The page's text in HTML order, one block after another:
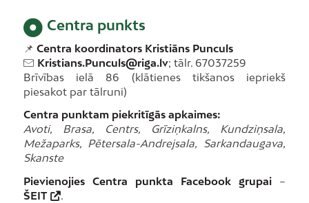
Centra punkts
📌 Centra koordinators Kristiāns Punculs
Kristians.Punculs@riga.lv; tālr. 67037259
Brīvības ielā 86 (klātienes tikšanos iepriekš
piesakot par tālruni)
Centra punktam piekritīgās apkaimes:
Avoti, Brasa, Centrs, Grīziņkalns, Kundziņsala,
Mežaparks, Pētersala-Andrejsala, Sarkandaugava,
Skanste
Pievienojies Centra punkta Facebook grupai –
ŠEIT
.